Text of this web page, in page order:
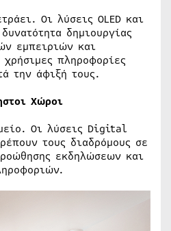
Οι λύσεις OLED και
δημιουργίας
εμπειριών και
πληροφορίες
την άφιξή τους.
Χώροι
Οι λύσεις Digital
τους διαδρόμους σε
εκδηλώσεων και